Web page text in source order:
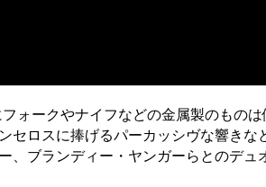
ークやナイフなどの金属製のもの
ロスに捧げるパーカッシヴな響き
ブランディー・ヤンガーらとのデ